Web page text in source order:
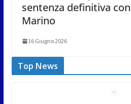
sentenza definitiva
Marino
16 Giugno 2026
Top News